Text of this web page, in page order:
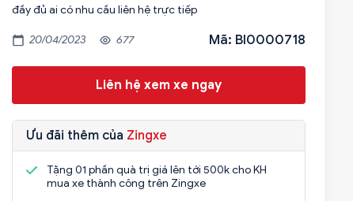
đầy đủ ai có nhu cầu liên hệ trực tiếp
20/04/2023 677 Mã: BI0000718
Liên hệ xem xe ngay
Ưu đãi thêm của Zingxe
Tặng 01 phần quà trị giá lên tới 500k cho KH
mua xe thành công trên Zingxe